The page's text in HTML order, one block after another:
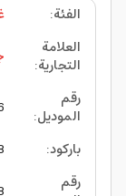
الفئة:
العلامة
التجارية:
رقم
الموديل:
باركود:
رقم